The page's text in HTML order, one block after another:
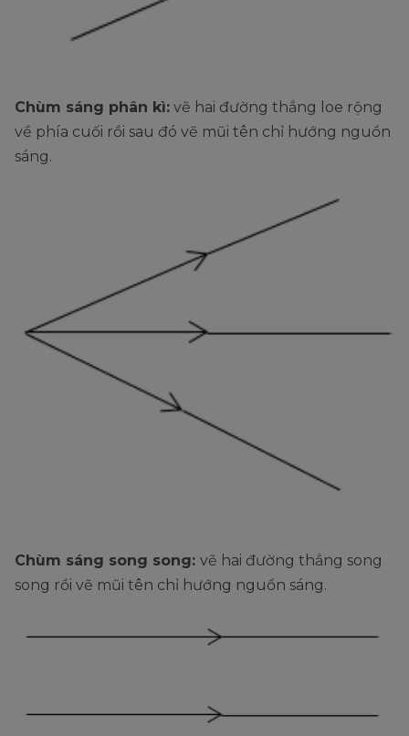
Chùm sáng phân kì: vẽ hai đường thẳng loe rộng
về phía cuối rồi sau đó vẽ mũi tên chỉ hướng nguồn
sáng.
Chùm sáng song song: vẽ hai đường thẳng song
song rồi vẽ mũi tên chỉ hướng nguồn sáng.